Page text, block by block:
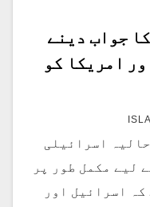
جواب دینے
امریکا کو
اسرائیلی
لیے مکمل طور پر
اسرائیل اور